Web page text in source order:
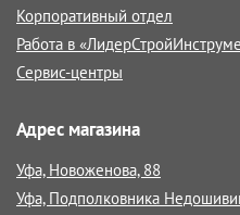
Корпоративный отдел
Работа в
Сервис-центры
Адрес магазина
Уфа, Новоженова, 88
Уфа, Подполковника